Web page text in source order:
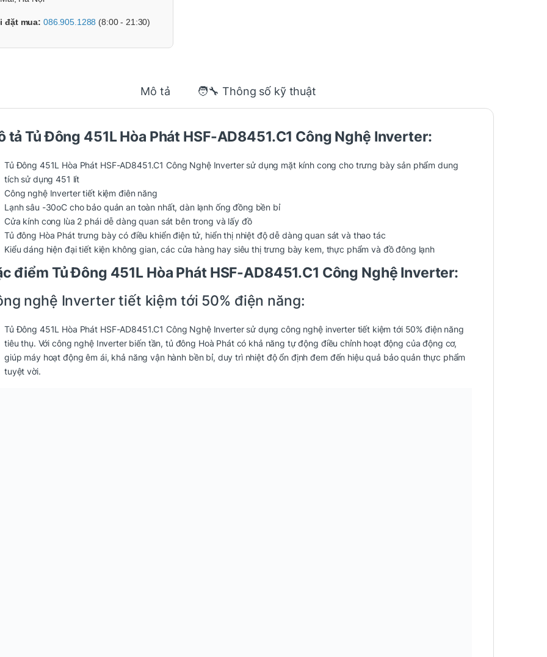
đặt mua: 086.905.1288 (8:00 - 21:30)
Mô tả 🧑‍🔧 Thông số kỹ thuật
tả Tủ Đông 451L Hòa Phát HSF-AD8451.C1 Công Nghệ Inverter:
Tủ Đông 451L Hòa Phát HSF-AD8451.C1 Công Nghệ Inverter sử dụng mặt kính cong cho trưng bày sản phẩm dung
tích sử dụng 451 lít
Công nghệ Inverter tiết kiệm điên năng
Lạnh sâu -30oC cho bảo quản an toàn nhất, dàn lạnh ống đồng bền bỉ
Cửa kính cong lùa 2 phái dễ dàng quan sát bên trong và lấy đồ
Tủ đông Hòa Phát trưng bày có điều khiển điện tử, hiển thị nhiệt độ dễ dàng quan sát và thao tác
Kiểu dáng hiện đại tiết kiện không gian, các cửa hàng hay siêu thị trưng bày kem, thực phẩm và đồ đông lạnh
điểm Tủ Đông 451L Hòa Phát HSF-AD8451.C1 Công Nghệ Inverter:
nghệ Inverter tiết kiệm tới 50% điện năng:
Tủ Đông 451L Hòa Phát HSF-AD8451.C1 Công Nghệ Invertersử dụng công nghệ inverter tiết kiệm tới 50% điện năng
tiêu thụ. Với công nghệ Inverter biến tần, tủ đông Hoà Phát có khả năng tự động điều chỉnh hoạt động của động cơ,
giúp máy hoạt động êm ái, khả năng vận hành bền bỉ, duy trì nhiệt độ ổn định đem đến hiệu quả bảo quản thực phẩm
tuyệt vời.